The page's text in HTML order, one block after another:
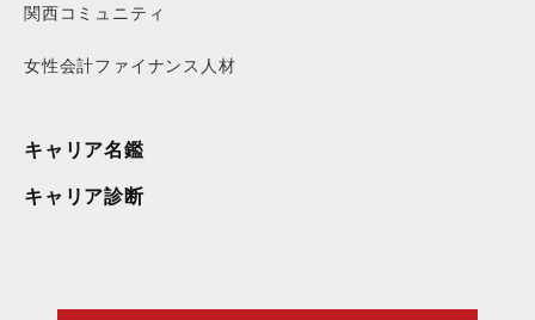
関西コミュニティ
女性会計ファイナンス人材
キャリア名鑑
キャリア診断